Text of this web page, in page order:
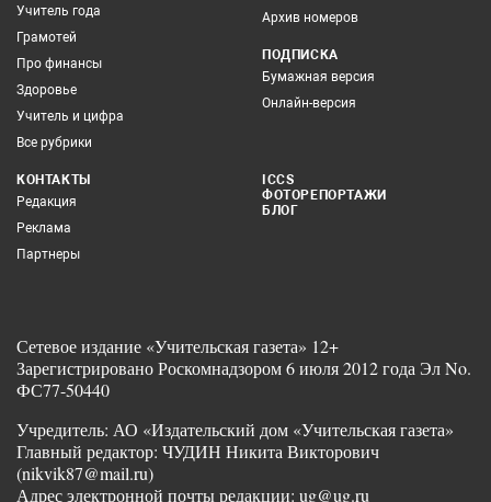
Учитель года
Грамотей
Про финансы
Здоровье
Учитель и цифра
Все рубрики
Архив номеров
ПОДПИСКА
Бумажная версия
Онлайн-версия
КОНТАКТЫ
Редакция
Реклама
Партнеры
ICCS
ФОТОРЕПОРТАЖИ
БЛОГ
Сетевое издание «Учительская газета» 12+
Зарегистрировано Роскомнадзором 6 июля 2012 года Эл No.
ФС77-50440
Учредитель: АО «Издательский дом «Учительская газета»
Главный редактор: ЧУДИН Никита Викторович
(nikvik87@mail.ru)
Адрес электронной почты редакции: ug@ug.ru